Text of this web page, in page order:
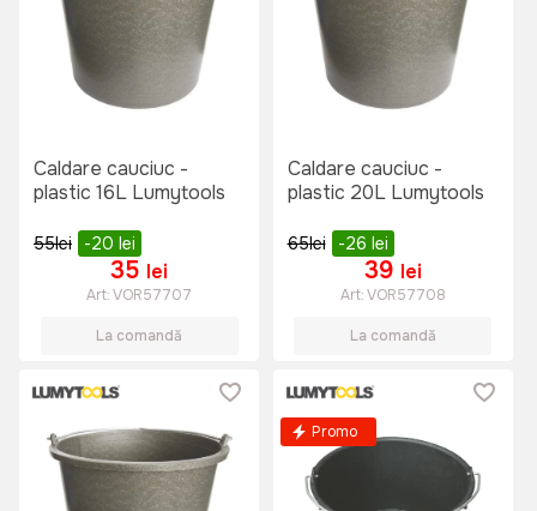
Caldare cauciuc -
plastic 16L Lumytools
55lei -20 lei
35 lei
Art:VOR57707
La comandă
Caldare cauciuc -
plastic 20L Lumytools
65lei -26 lei
39 lei
Art:VOR57708
La comandă
Promo